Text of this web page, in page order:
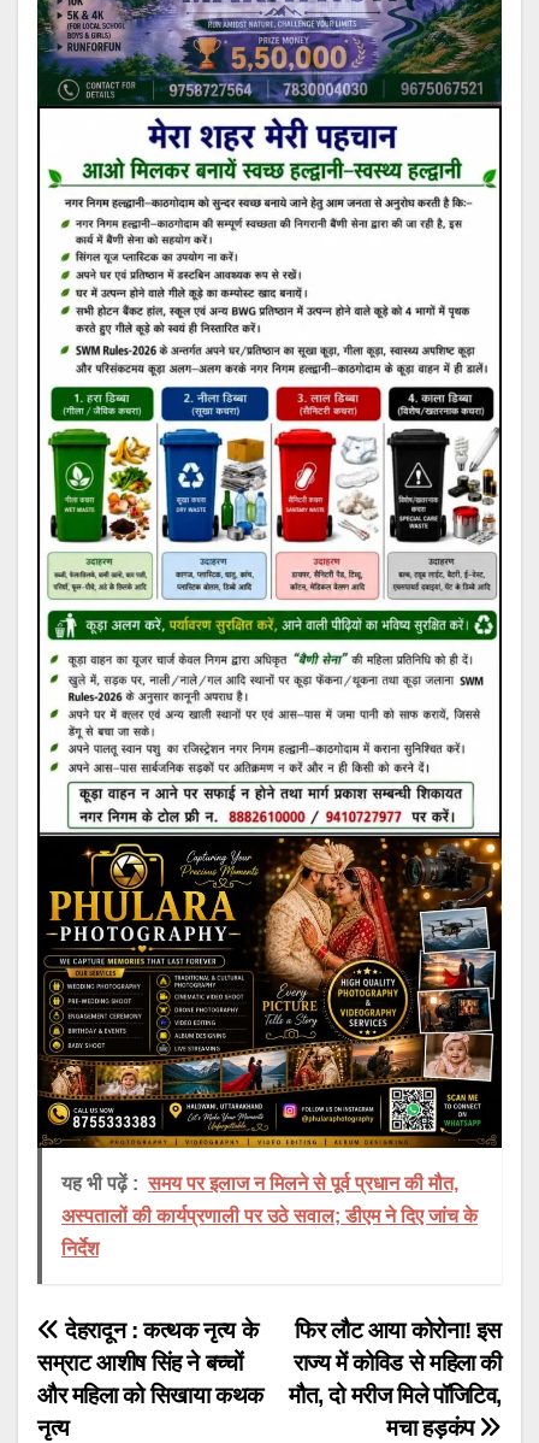
यह भी पढ़ें : समय पर इलाज न मिलने से पूर्व प्रधान की मौत,
अस्पतालों की कार्यप्रणाली पर उठे सवाल; डीएम ने दिए जांच के
निर्देश
Post
navigation
फिर लौट आया कोरोना! इस
राज्य में कोविड से महिला की
मौत, दो मरीज मिले पॉजिटिव,
मचा हड़कंप
देहरादून : कत्थक नृत्य के
सम्राट आशीष सिंह ने बच्चों
और महिला को सिखाया कथक
नृत्य